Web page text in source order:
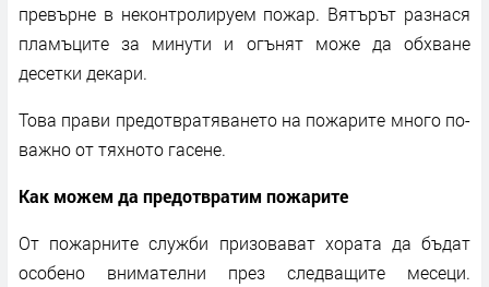
превърне в неконтролируем пожар. Вятърът разнася
пламъците за минути и огънят може да обхване
десетки декари.
Това прави предотвратяването на пожарите много по-
важно от тяхното гасене.
Как можем да предотвратим пожарите
От пожарните служби призовават хората да бъдат
особено внимателни през следващите месеци.